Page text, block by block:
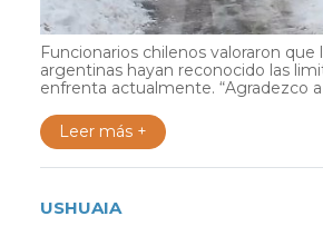
Funcionarios chilenos valoraron que
argentinas hayan reconocido las
enfrenta actualmente. “Agradezco a
Leer más +
USHUAIA